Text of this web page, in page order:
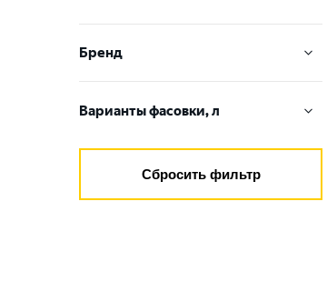
Бренд
Варианты фасовки, л
1 л
Сбросить фильтр